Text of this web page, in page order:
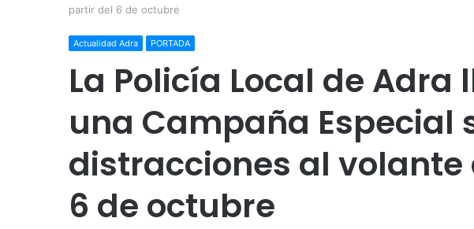
partir del 6 de octubre
Actualidad Adra PORTADA
La Policía Local de Adra
una Campaña Especial
distracciones al
6 de octubre